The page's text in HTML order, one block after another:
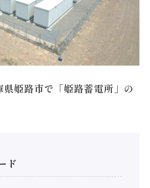
姫路市で「姫路蓄電所」の
ド